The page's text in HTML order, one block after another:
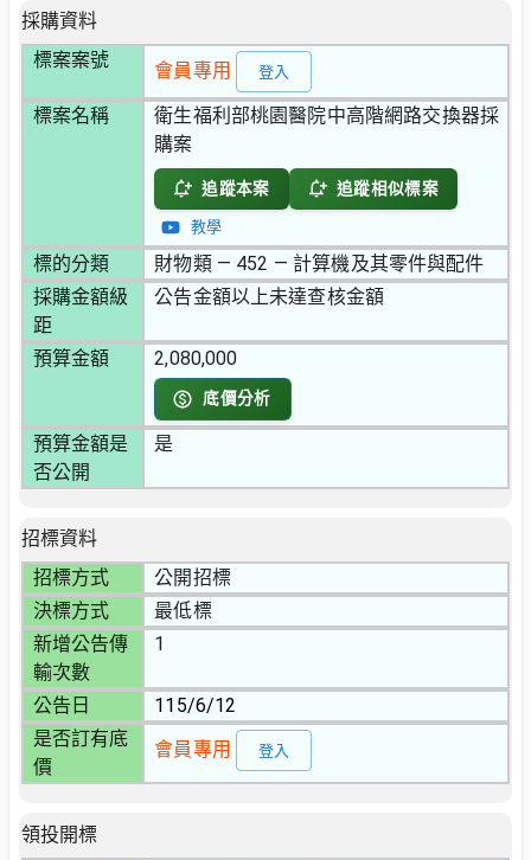
採購資料
標案案號
會員專用 登入
標案名稱
衛生福利部桃園醫院中高階網路交換器採
購案
追蹤本案 追蹤相似標案
教學
標的分類
財物類 — 452 — 計算機及其零件與配件
採購金額級
距
公告金額以上未達查核金額
預算金額 2,080,000
底價分析
預算金額是
否公開
是
招標資料
招標方式
公開招標
決標方式
最低標
新增公告傳
輸次數
1
公告日
115/6/12
是否訂有底
價
會員專用 登入
領投開標